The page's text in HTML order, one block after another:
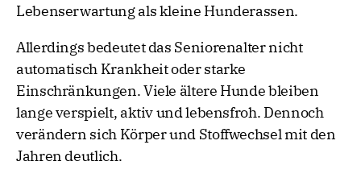
Lebenserwartung als kleine Hunderassen.
Allerdings bedeutet das Seniorenalter nicht
automatisch Krankheit oder starke
Einschränkungen. Viele ältere Hunde bleiben
lange verspielt, aktiv und lebensfroh. Dennoch
verändern sich Körper und Stoffwechsel mit den
Jahren deutlich.